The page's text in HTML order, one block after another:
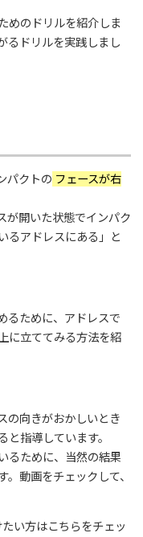
めのドリルを紹介しま
るドリルを実践しまし
パクトの フェースが右
が開いた状態でインパク
るアドレスにある」と
るために、アドレスで
に立ててみる方法を紹
の向きがおかしいとき
指導しています。
るために、当然の結果
動画をチェックして、
い方はこちらをチェッ